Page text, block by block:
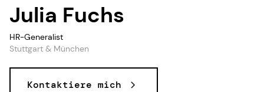
Julia Fuchs
HR-Generalist
Stuttgart & München
Kontaktiere mich